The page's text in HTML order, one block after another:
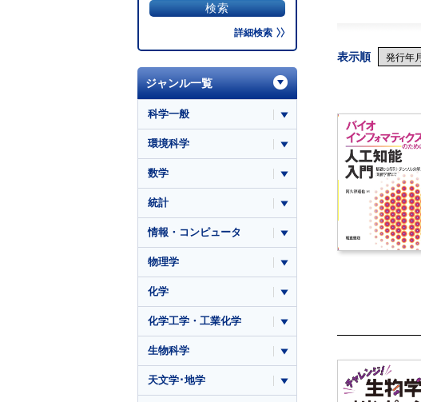
詳細検索
表示順
ジャンル一覧
科学一般
環境科学
数学
統計
情報・コンピュータ
物理学
化学
化学工学・工業化学
生物科学
天文学･地学